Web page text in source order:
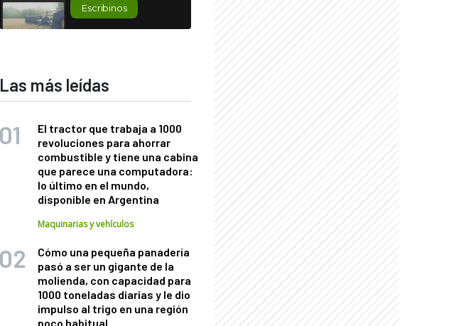
Escribinos
Las más leídas
El tractor que trabaja a 1000
revoluciones para ahorrar
combustible y tiene una cabina
que parece una computadora:
lo último en el mundo,
disponible en Argentina
Maquinarias y vehículos
Cómo una pequeña panadería
pasó a ser un gigante de la
molienda, con capacidad para
1000 toneladas diarias y le dio
impulso al trigo en una región
poco habitual